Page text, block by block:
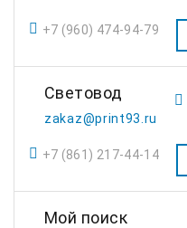
+7 (960) 474-94-79
Световод
zakaz@print93.ru
+7 (861) 217-44-14
Мой поиск